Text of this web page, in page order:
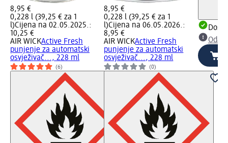
8,95 €
0,228 l (39,25 € za 1
l)Cijena na 02.05.2025.:
10,25 €
AIR WICKActive Fresh
punjenje za automatski
osvježivač..., 228 ml
(6)
8,95 €
0,228 l (39,25 € za 1
l)Cijena na 06.05.2026.:
8,95 €
AIR WICKActive Fresh
punjenje za automatski
osvježivač..., 228 ml
(0)